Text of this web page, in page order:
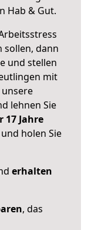
Hab & Gut.
sollen, dann
und stellen
mit
unsere
lehnen Sie
17 Jahre
holen Sie
erhalten
, das